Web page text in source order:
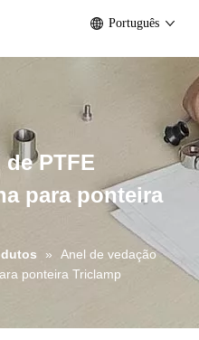
Português
PTFE
para ponteira
»
Anel de vedação
ponteira Triclamp